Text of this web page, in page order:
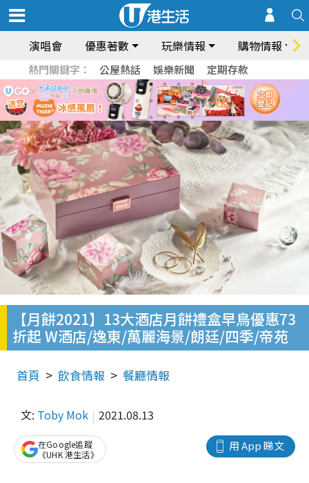
演唱會 優惠著數 玩樂情報 購物情報
熱門關鍵字： 公屋熱話 娛樂新聞 定期存款
【月餅2021】13大酒店月餅禮盒早鳥優惠73
折起 W酒店/逸東/萬麗海景/朗廷/四季/帝苑
首頁 飲食情報 餐廳情報
文: Toby Mok 2021.08.13
用 App 睇文
在Google追蹤
《UHK 港生活》